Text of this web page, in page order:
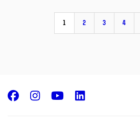
1 2 3 4
Facebook
Instagram
Youtube